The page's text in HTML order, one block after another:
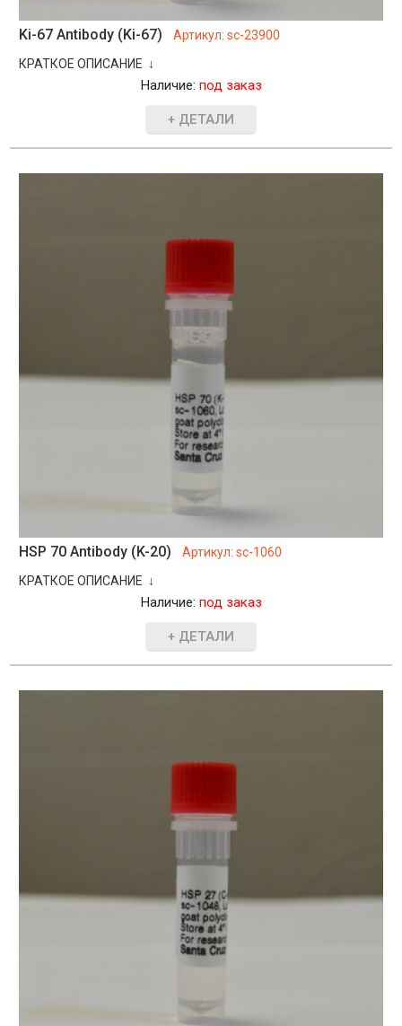
Ki-67 Antibody (Ki-67) Артикул:sc-23900
КРАТКОЕ ОПИСАНИЕ ↓
Наличие: под заказ
+ ДЕТАЛИ
HSP 70 Antibody (K-20) Артикул:sc-1060
КРАТКОЕ ОПИСАНИЕ ↓
Наличие: под заказ
+ ДЕТАЛИ